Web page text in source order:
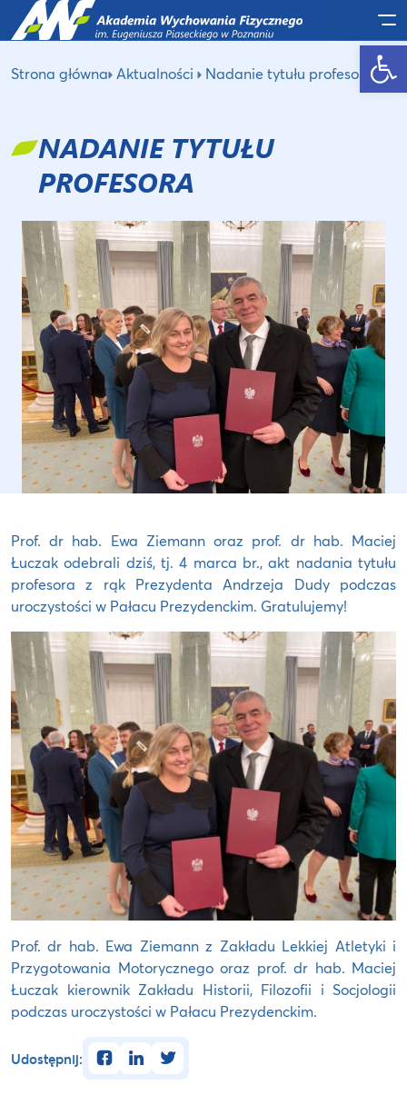
Otwórz pasek narzędzi
Strona główna Aktualności Nadanie tytułu profesora
NADANIE TYTUŁU
PROFESORA
Prof. dr hab. Ewa Ziemann oraz prof. dr hab. Maciej
Łuczak odebrali dziś, tj. 4 marca br., akt nadania tytułu
profesora z rąk Prezydenta Andrzeja Dudy podczas
uroczystości w Pałacu Prezydenckim. Gratulujemy!
Prof. dr hab. Ewa Ziemann z Zakładu Lekkiej Atletyki i
Przygotowania Motorycznego oraz prof. dr hab. Maciej
Łuczak kierownik Zakładu Historii, Filozofii i Socjologii
podczas uroczystości w Pałacu Prezydenckim.
Udostępnij: facebooklinkedintwitter